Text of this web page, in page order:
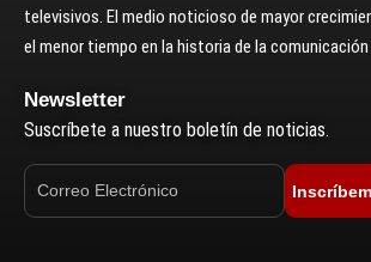
televisivos. El medio noticioso de mayor
el menor tiempo en la historia de la comunicación
Newsletter
Suscríbete a nuestro boletín de noticias.